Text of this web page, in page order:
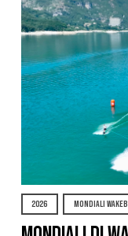
2026 MONDIALI